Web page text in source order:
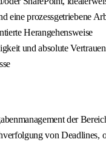
eine prozessgetriebene
Herangehensweise
und absolute
der
von Deadlines,